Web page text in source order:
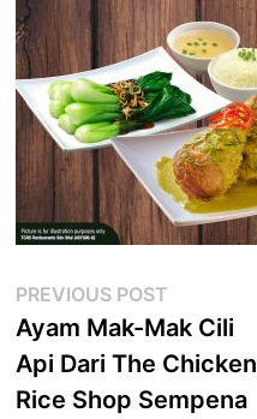
Post
navigation
PREVIOUS POST
post:
Ayam Mak-Mak Cili
Api Dari The Chicken
Rice Shop Sempena